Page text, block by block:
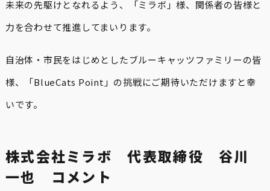
未来の先駆けとなれるよう、「ミラボ」様、関係者の皆様と
力を合わせて推進してまいります。
自治体・市民をはじめとしたブルーキャッツファミリーの皆
様、「BlueCats Point」の挑戦にご期待いただけますと幸
いです。
株式会社ミラボ 代表取締役 谷川
一也 コメント